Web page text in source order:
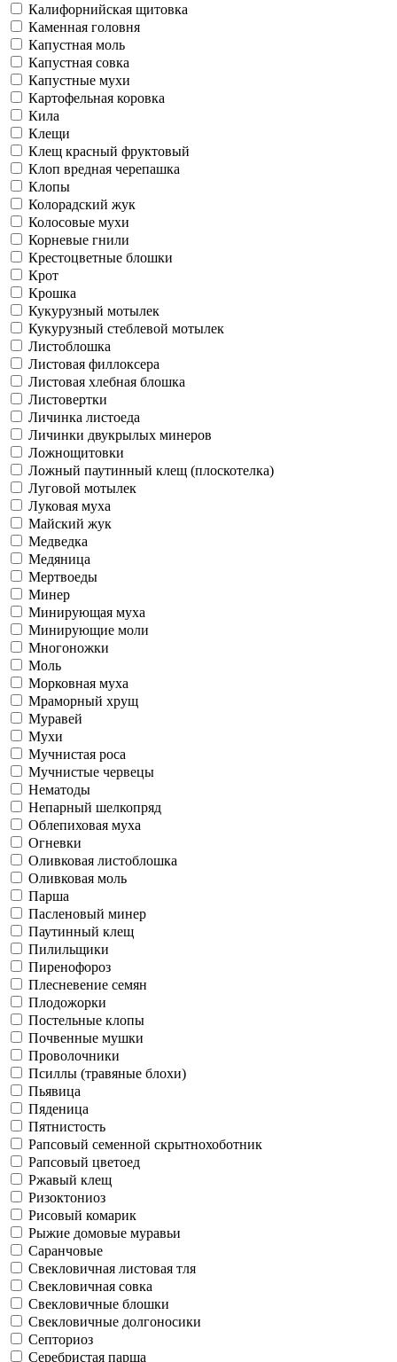
Калифорнийская щитовка
Каменная головня
Капустная моль
Капустная совка
Капустные мухи
Картофельная коровка
Кила
Клещи
Клещ красный фруктовый
Клоп вредная черепашка
Клопы
Колорадский жук
Колосовые мухи
Корневые гнили
Крестоцветные блошки
Крот
Крошка
Кукурузный мотылек
Кукурузный стеблевой мотылек
Листоблошка
Листовая филлоксера
Листовая хлебная блошка
Листовертки
Личинка листоеда
Личинки двукрылых минеров
Ложнощитовки
Ложный паутинный клещ (плоскотелка)
Луговой мотылек
Луковая муха
Майский жук
Медведка
Медяница
Мертвоеды
Минер
Минирующая муха
Минирующие моли
Многоножки
Моль
Морковная муха
Мраморный хрущ
Муравей
Мухи
Мучнистая роса
Мучнистые червецы
Нематоды
Непарный шелкопряд
Облепиховая муха
Огневки
Оливковая листоблошка
Оливковая моль
Парша
Пасленовый минер
Паутинный клещ
Пилильщики
Пиренофороз
Плесневение семян
Плодожорки
Постельные клопы
Почвенные мушки
Проволочники
Псиллы (травяные блохи)
Пьявица
Пяденица
Пятнистость
Рапсовый семенной скрытнохоботник
Рапсовый цветоед
Ржавый клещ
Ризоктониоз
Рисовый комарик
Рыжие домовые муравьи
Саранчовые
Свекловичная листовая тля
Свекловичная совка
Свекловичные блошки
Свекловичные долгоносики
Септориоз
Серебристая парша